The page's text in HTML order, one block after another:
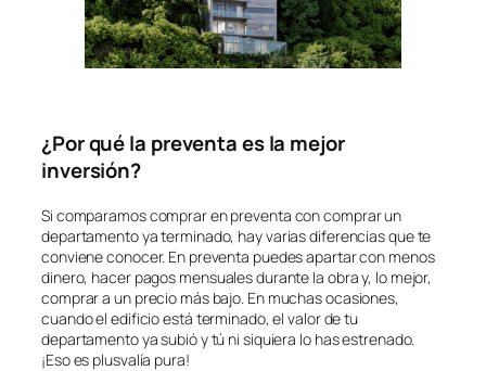
¿Por qué la preventa es la mejor
inversión?
Si comparamos comprar en preventa con comprar un
departamento ya terminado, hay varias diferencias que te
conviene conocer. En preventa puedes apartar con menos
dinero, hacer pagos mensuales durante la obra y, lo mejor,
comprar a un precio más bajo. En muchas ocasiones,
cuando el edificio está terminado, el valor de tu
departamento ya subió y tú ni siquiera lo has estrenado.
¡Eso es plusvalía pura!